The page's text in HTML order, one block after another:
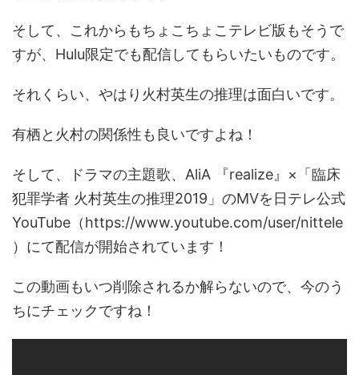
そして、これからもちょこちょこテレビ版もそうで
すが、Hulu限定でも配信してもらいたいものです。
それくらい、やはり火村英生の推理は面白いです。
有栖と火村の関係性も良いですよね！
そして、ドラマの主題歌、AliA 『realize』×「臨床
犯罪学者 火村英生の推理2019」のMVを日テレ公式
YouTube（https://www.youtube.com/user/nittele
）にて配信が開始されています！
この動画もいつ削除されるか解らないので、今のう
ちにチェックですね！